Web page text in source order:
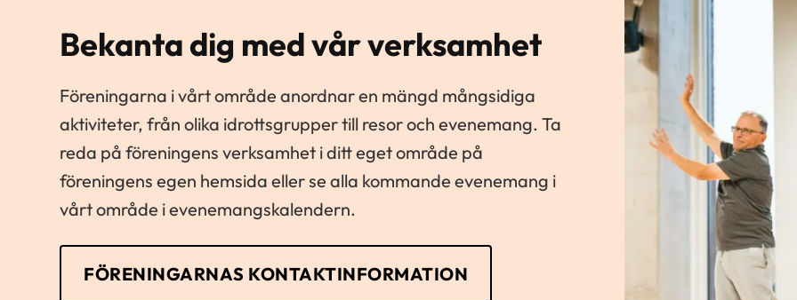
Bekanta dig med vår verksamhet
Föreningarna i vårt område anordnar en mängd mångsidiga
aktiviteter, från olika idrottsgrupper till resor och evenemang. Ta
reda på föreningens verksamhet i ditt eget område på
föreningens egen hemsida eller se alla kommande evenemang i
vårt område i evenemangskalendern.
FÖRENINGARNAS KONTAKTINFORMATION